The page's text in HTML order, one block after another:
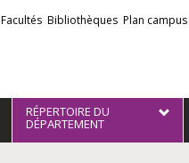
Facultés Bibliothèques Plan campus
RÉPERTOIRE DU
DÉPARTEMENT